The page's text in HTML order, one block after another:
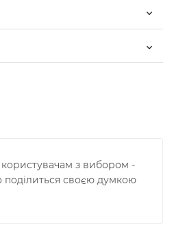
з вибором -
поділиться своєю думкою